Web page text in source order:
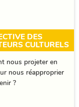
DES
CULTURELS
nous projeter en
nous réapproprier
?